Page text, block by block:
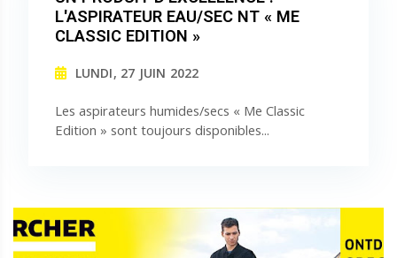
L'ASPIRATEUR EAU/SEC NT « ME
CLASSIC EDITION »
LUNDI, 27 JUIN 2022
Les aspirateurs humides/secs « Me Classic
Edition » sont toujours disponibles...